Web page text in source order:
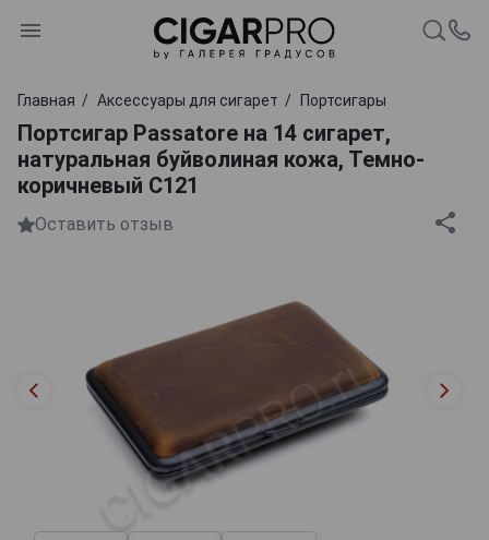
Главная Аксессуары для сигарет Портсигары
Портсигар Passatore на 14 сигарет,
натуральная буйволиная кожа, Темно-
коричневый C121
Оставить отзыв